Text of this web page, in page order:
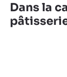
Dans la